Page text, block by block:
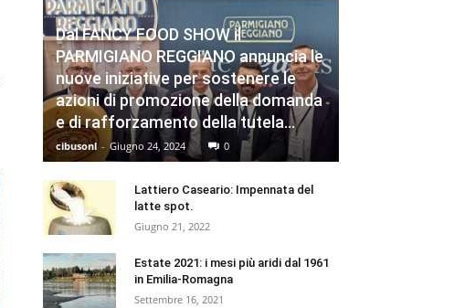
Dal FANCY FOOD SHOW il
PARMIGIANO REGGIANO annuncia le
nuove iniziative per sostenere le
azioni di promozione della domanda
e di rafforzamento della tutela...
cibusonl - Giugno 24, 2024 0
Lattiero Caseario: Impennata del
latte spot.
Giugno 21, 2022
Estate 2021: i mesi più aridi dal 1961
in Emilia-Romagna
Settembre 16, 2021